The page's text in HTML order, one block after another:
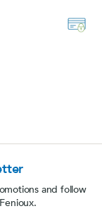
and follow